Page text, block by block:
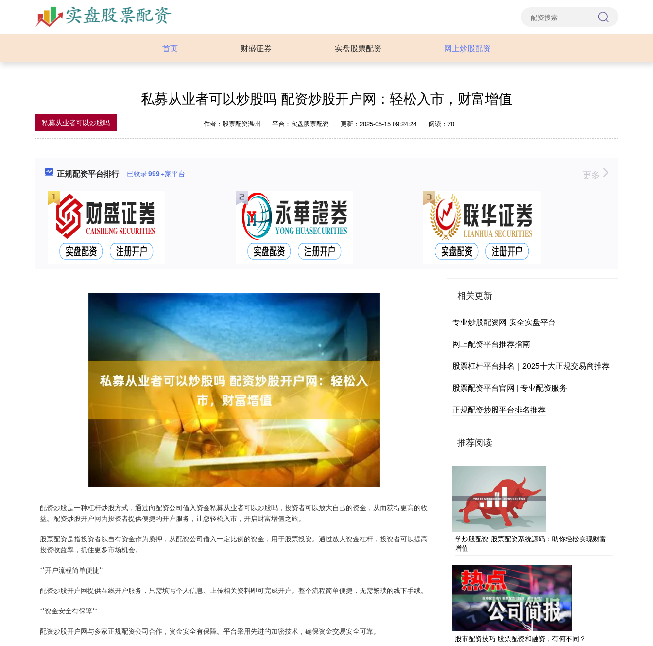
首页 财盛证券 实盘股票配资 网上炒股配资
私募从业者可以炒股吗 配资炒股开户网：轻松入市，财富增值
私募从业者可以炒股吗 作者：股票配资温州 平台：实盘股票配资 更新：2025-05-15 09:24:24 阅读：70
正规配资平台排行 已收录999+家平台 更多
配资炒股是一种杠杆炒股方式，通过向配资公司借入资金私募从业者可以炒股吗，投资者可以放大自己的资金，从而获得更高的收
益。配资炒股开户网为投资者提供便捷的开户服务，让您轻松入市，开启财富增值之旅。
股票配资是指投资者以自有资金作为质押，从配资公司借入一定比例的资金，用于股票投资。通过放大资金杠杆，投资者可以提高
投资收益率，抓住更多市场机会。
**开户流程简单便捷**
配资炒股开户网提供在线开户服务，只需填写个人信息、上传相关资料即可完成开户。整个流程简单便捷，无需繁琐的线下手续。
**资金安全有保障**
配资炒股开户网与多家正规配资公司合作，资金安全有保障。平台采用先进的加密技术，确保资金交易安全可靠。
相关更新
专业炒股配资网-安全实盘平台
网上配资平台推荐指南
股票杠杆平台排名｜2025十大正规交易商推荐
股票配资平台官网 | 专业配资服务
正规配资炒股平台排名推荐
推荐阅读
学炒股配资 股票配资系统源码：助你轻松实现财富
增值
股市配资技巧 股票配资和融资，有何不同？